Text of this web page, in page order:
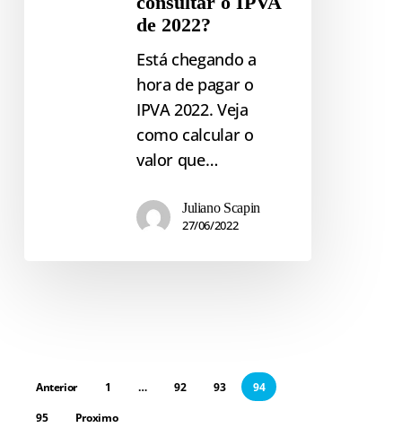
de 2022?
Está chegando a
hora de pagar o
IPVA 2022. Veja
como calcular o
valor que…
Juliano Scapin
27/06/2022
Anterior 1 … 92 93
94
95
Proximo